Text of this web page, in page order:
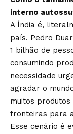
interno
A Índia é,
país. Pedro
1 bilhão de
consumindo
necessidade
agradar o
muitos
fronteiras para
Esse cenário é